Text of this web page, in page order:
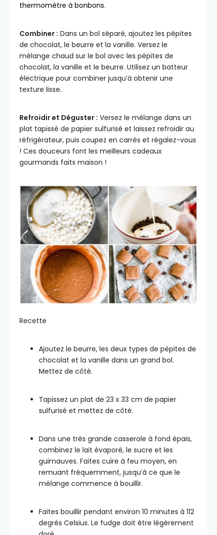
thermomètre à bonbons.
Combiner : Dans un bol séparé, ajoutez les pépites
de chocolat, le beurre et la vanille. Versez le
mélange chaud sur le bol avec les pépites de
chocolat, la vanille et le beurre. Utilisez un batteur
électrique pour combiner jusqu’à obtenir une
texture lisse.
Refroidir et Déguster : Versez le mélange dans un
plat tapissé de papier sulfurisé et laissez refroidir au
réfrigérateur, puis coupez en carrés et régalez-vous
! Ces douceurs font les meilleurs cadeaux
gourmands faits maison !
Recette
Ajoutez le beurre, les deux types de pépites de
chocolat et la vanille dans un grand bol.
Mettez de côté.
Tapissez un plat de 23 x 33 cm de papier
sulfurisé et mettez de côté.
Dans une très grande casserole à fond épais,
combinez le lait évaporé, le sucre et les
guimauves. Faites cuire à feu moyen, en
remuant fréquemment, jusqu’à ce que le
mélange commence à bouillir.
Faites bouillir pendant environ 10 minutes à 112
degrés Celsius. Le fudge doit être légèrement